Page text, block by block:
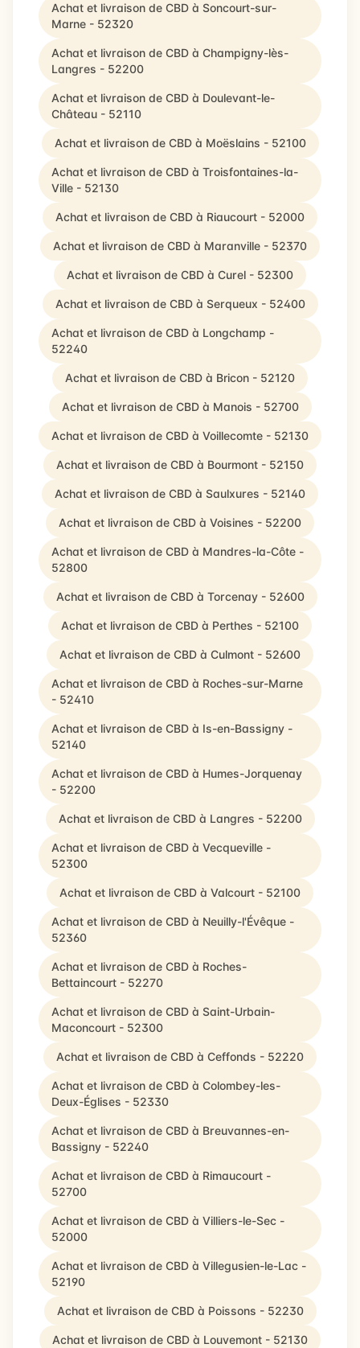
Achat et livraison de CBD à Soncourt-sur-
Marne - 52320
Achat et livraison de CBD à Champigny-lès-
Langres - 52200
Achat et livraison de CBD à Doulevant-le-
Château - 52110
Achat et livraison de CBD à Moëslains - 52100
Achat et livraison de CBD à Troisfontaines-la-
Ville - 52130
Achat et livraison de CBD à Riaucourt - 52000
Achat et livraison de CBD à Maranville - 52370
Achat et livraison de CBD à Curel - 52300
Achat et livraison de CBD à Serqueux - 52400
Achat et livraison de CBD à Longchamp -
52240
Achat et livraison de CBD à Bricon - 52120
Achat et livraison de CBD à Manois - 52700
Achat et livraison de CBD à Voillecomte - 52130
Achat et livraison de CBD à Bourmont - 52150
Achat et livraison de CBD à Saulxures - 52140
Achat et livraison de CBD à Voisines - 52200
Achat et livraison de CBD à Mandres-la-Côte -
52800
Achat et livraison de CBD à Torcenay - 52600
Achat et livraison de CBD à Perthes - 52100
Achat et livraison de CBD à Culmont - 52600
Achat et livraison de CBD à Roches-sur-Marne
- 52410
Achat et livraison de CBD à Is-en-Bassigny -
52140
Achat et livraison de CBD à Humes-Jorquenay
- 52200
Achat et livraison de CBD à Langres - 52200
Achat et livraison de CBD à Vecqueville -
52300
Achat et livraison de CBD à Valcourt - 52100
Achat et livraison de CBD à Neuilly-l'Évêque -
52360
Achat et livraison de CBD à Roches-
Bettaincourt - 52270
Achat et livraison de CBD à Saint-Urbain-
Maconcourt - 52300
Achat et livraison de CBD à Ceffonds - 52220
Achat et livraison de CBD à Colombey-les-
Deux-Églises - 52330
Achat et livraison de CBD à Breuvannes-en-
Bassigny - 52240
Achat et livraison de CBD à Rimaucourt -
52700
Achat et livraison de CBD à Villiers-le-Sec -
52000
Achat et livraison de CBD à Villegusien-le-Lac -
52190
Achat et livraison de CBD à Poissons - 52230
Achat et livraison de CBD à Louvemont - 52130